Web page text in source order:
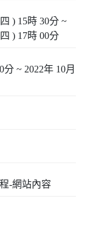
) 15時 30分 ~
) 17時 00分
分 ~ 2022年 10月
-網站內容